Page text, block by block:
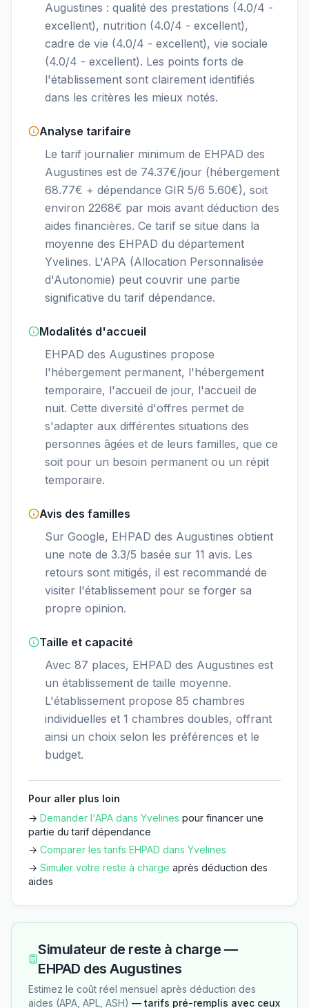
Augustines : qualité des prestations (4.0/4 -
excellent), nutrition (4.0/4 - excellent),
cadre de vie (4.0/4 - excellent), vie sociale
(4.0/4 - excellent). Les points forts de
l'établissement sont clairement identifiés
dans les critères les mieux notés.
Analyse tarifaire
Le tarif journalier minimum de EHPAD des
Augustines est de 74.37€/jour (hébergement
68.77€ + dépendance GIR 5/6 5.60€), soit
environ 2268€ par mois avant déduction des
aides financières. Ce tarif se situe dans la
moyenne des EHPAD du département
Yvelines. L'APA (Allocation Personnalisée
d'Autonomie) peut couvrir une partie
significative du tarif dépendance.
Modalités d'accueil
EHPAD des Augustines propose
l'hébergement permanent, l'hébergement
temporaire, l'accueil de jour, l'accueil de
nuit. Cette diversité d'offres permet de
s'adapter aux différentes situations des
personnes âgées et de leurs familles, que ce
soit pour un besoin permanent ou un répit
temporaire.
Avis des familles
Sur Google, EHPAD des Augustines obtient
une note de 3.3/5 basée sur 11 avis. Les
retours sont mitigés, il est recommandé de
visiter l'établissement pour se forger sa
propre opinion.
Taille et capacité
Avec 87 places, EHPAD des Augustines est
un établissement de taille moyenne.
L'établissement propose 85 chambres
individuelles et 1 chambres doubles, offrant
ainsi un choix selon les préférences et le
budget.
Pour aller plus loin
→ Demander l'APA dans Yvelines pour financer une
partie du tarif dépendance
→ Comparer les tarifs EHPAD dans Yvelines
→ Simuler votre reste à charge après déduction des
aides
Simulateur de reste à charge —
EHPAD des Augustines
Estimez le coût réel mensuel après déduction des
aides (APA, APL, ASH) — tarifs pré-remplis avec ceux